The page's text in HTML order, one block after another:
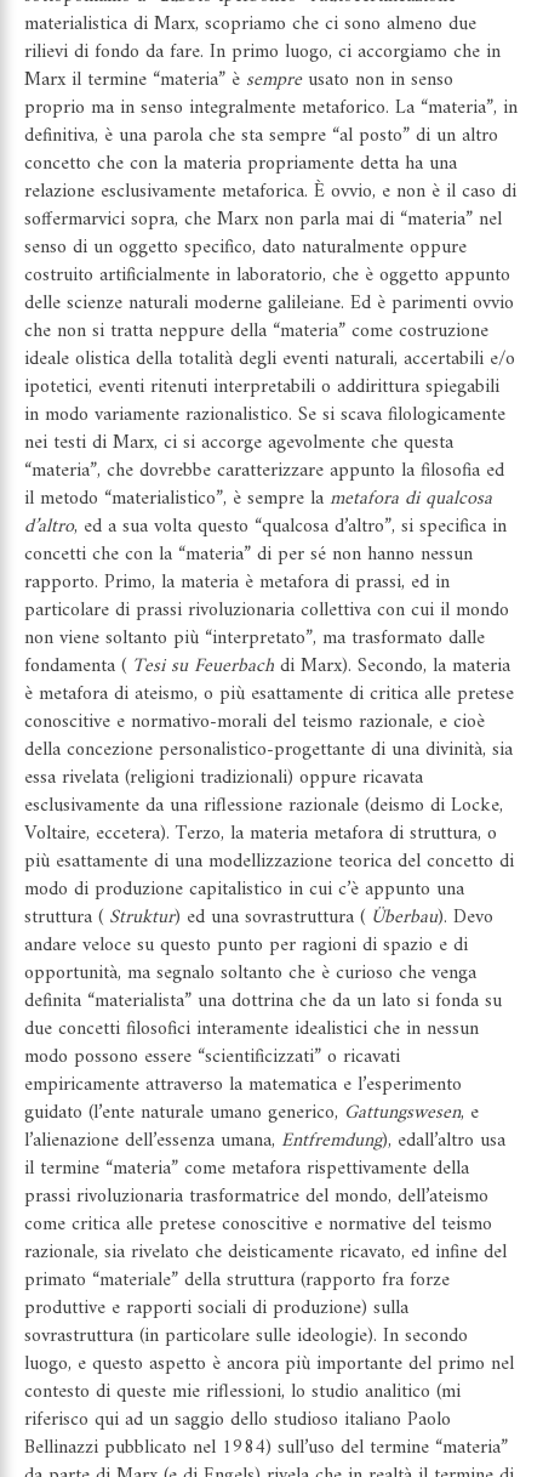
materialistica di Marx, scopriamo che ci sono almeno due
rilievi di fondo da fare. In primo luogo, ci accorgiamo che in
Marx il termine “materia” è sempreusato non in senso
proprio ma in senso integralmente metaforico. La “materia”, in
definitiva, è una parola che sta sempre “al posto” di un altro
concetto che con la materia propriamente detta ha una
relazione esclusivamente metaforica. È ovvio, e non è il caso di
soffermarvici sopra, che Marx non parla mai di “materia” nel
senso di un oggetto specifico, dato naturalmente oppure
costruito artificialmente in laboratorio, che è oggetto appunto
delle scienze naturali moderne galileiane. Ed è parimenti ovvio
che non si tratta neppure della “materia” come costruzione
ideale olistica della totalità degli eventi naturali, accertabili e/o
ipotetici, eventi ritenuti interpretabili o addirittura spiegabili
in modo variamente razionalistico. Se si scava filologicamente
nei testi di Marx, ci si accorge agevolmente che questa
“materia”, che dovrebbe caratterizzare appunto la filosofia ed
il metodo “materialistico”, è sempre lametafora di qualcosa
d’altro, ed a sua volta questo “qualcosa d’altro”, si specifica in
concetti che con la “materia” di per sé non hanno nessun
rapporto. Primo, la materia è metafora di prassi, ed in
particolare di prassi rivoluzionaria collettiva con cui il mondo
non viene soltanto più “interpretato”, ma trasformato dalle
fondamenta ( Tesi su Feuerbachdi Marx). Secondo, la materia
è metafora di ateismo, o più esattamente di critica alle pretese
conoscitive e normativo-morali del teismo razionale, e cioè
della concezione personalistico-progettante di una divinità, sia
essa rivelata (religioni tradizionali) oppure ricavata
esclusivamente da una riflessione razionale (deismo di Locke,
Voltaire, eccetera). Terzo, la materia metafora di struttura, o
più esattamente di una modellizzazione teorica del concetto di
modo di produzione capitalistico in cui c’è appunto una
struttura ( Struktur) ed una sovrastruttura ( Überbau). Devo
andare veloce su questo punto per ragioni di spazio e di
opportunità, ma segnalo soltanto che è curioso che venga
definita “materialista” una dottrina che da un lato si fonda su
due concetti filosofici interamente idealistici che in nessun
modo possono essere “scientificizzati” o ricavati
empiricamente attraverso la matematica e l’esperimento
guidato (l’ente naturale umano generico, Gattungswesen, e
l’alienazione dell’essenza umana, Entfremdung), edall’altro usa
il termine “materia” come metafora rispettivamente della
prassi rivoluzionaria trasformatrice del mondo, dell’ateismo
come critica alle pretese conoscitive e normative del teismo
razionale, sia rivelato che deisticamente ricavato, ed infine del
primato “materiale” della struttura (rapporto fra forze
produttive e rapporti sociali di produzione) sulla
sovrastruttura (in particolare sulle ideologie). In secondo
luogo, e questo aspetto è ancora più importante del primo nel
contesto di queste mie riflessioni, lo studio analitico (mi
riferisco qui ad un saggio dello studioso italiano Paolo
Bellinazzi pubblicato nel 1984) sull’uso del termine “materia”